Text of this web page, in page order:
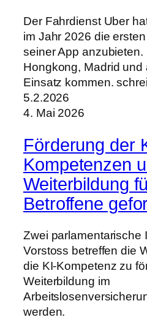
Der Fahrdienst Uber
im Jahr 2026 die
seiner App anzubieten.
Hongkong, Madrid und
Einsatz kommen.
5.2.2026
4. Mai 2026
Förderung der
Kompetenzen
Weiterbildung
Betroffene
Zwei parlamentarische
Vorstoss betreffen die
die KI-Kompetenz zu
Weiterbildung im
werden.